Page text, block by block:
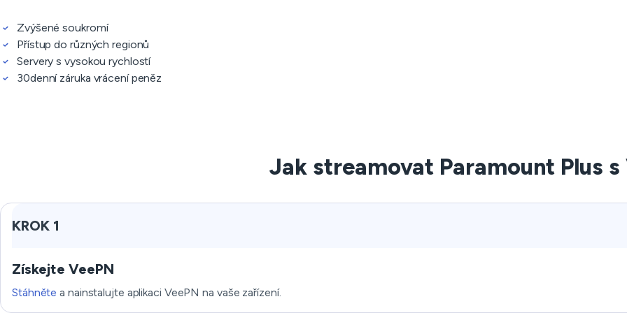
Zvýšené soukromí
Přístup do různých regionů
Servery s vysokou rychlostí
30denní záruka vrácení peněz
Jak streamovat Paramount Plus s
KROK 1
Získejte VeePN
Stáhněte a nainstalujte aplikaci VeePN na vaše zařízení.